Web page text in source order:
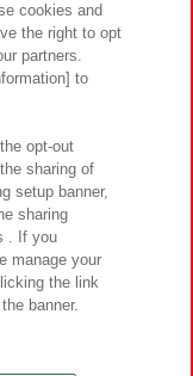
サイトポリシー
ティ方針と検証結果
質問・お問い合わせ
Inc.
cookies and
the right to opt
partners.
to
opt-out
sharing of
setup banner,
sharing
. If you
manage your
the link
banner.